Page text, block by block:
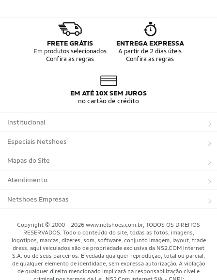
FRETE GRÁTIS
Em produtos selecionados
Confira as regras
ENTREGA EXPRESSA
A partir de 2 dias úteis
Confira as regras
EM ATÉ 10X SEM JUROS
no cartão de crédito
Institucional
Sobre a Netshoes
Política de Privacidade
Programa de Afiliados
Regulamentos
Programa de Integridade
Blog
Black Friday Magalu
Especiais Netshoes
Suplementos
Corrida
Bicicletas
Basquete
Motorsport
Mapas do Site
Marcas
Tipos de Produtos
Atendimento
Trocas e devoluções
Minha Conta
Meus Pedidos
Pagamentos
Netshoes Empresas
Copyright © 2000 - 2026 www.netshoes.com.br, TODOS OS DIREITOS
RESERVADOS. Todo o conteúdo do site, todas as fotos, imagens,
logotipos, marcas, dizeres, som, software, conjunto imagem, layout, trade
dress, aqui veiculados são de propriedade exclusiva da NS2.COM Internet
S.A. ou de seus parceiros. É vedada qualquer reprodução, total ou parcial,
de qualquer elemento de identidade, sem expressa autorização. A violação
de qualquer direito mencionado implicará na responsabilização cível e